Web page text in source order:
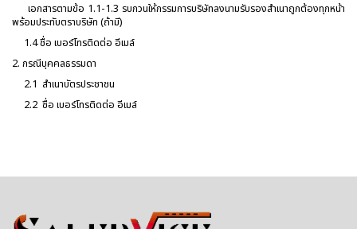
เอกสารตามข้อ 1.1-1.3 รบกวนให้กรรมการบริษัทลงนามรับรองสำเนาถูกต้องทุกหน้า
พร้อมประทับตราบริษัท (ถ้ามี)
1.4 ชื่อ เบอร์โทรติดต่อ อีเมล์
2. กรณีบุคคลธรรมดา
2.1 สำเนาบัตรประชาชน
2.2 ชื่อ เบอร์โทรติดต่อ อีเมล์